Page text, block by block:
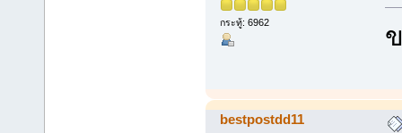
กระทู้: 6962
bestpostdd11